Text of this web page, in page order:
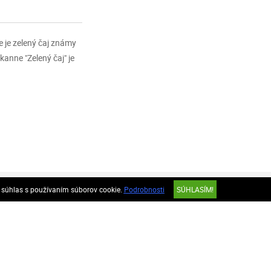
je zelený čaj známy
"Zelený čaj" je
s používaním súborov cookie. Podrobnosti SÚHLASÍM!